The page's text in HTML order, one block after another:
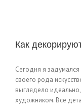
Как
Сегодня я
своего рода
выглядело
художником. Все